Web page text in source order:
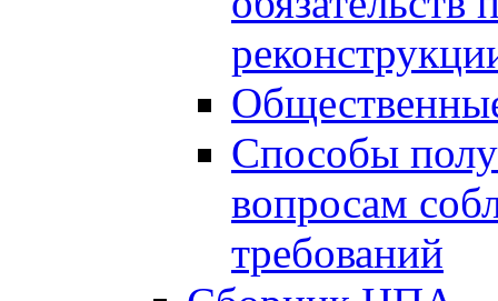
Способы
вопросам
требований